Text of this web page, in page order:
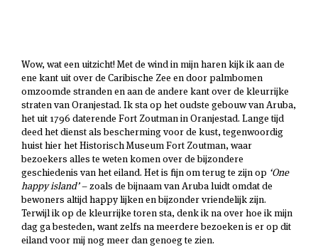
Wow, wat een uitzicht! Met de wind in mijn haren kijk ik aan de
ene kant uit over de Caribische Zee en door palmbomen
omzoomde stranden en aan de andere kant over de kleurrijke
straten van Oranjestad. Ik sta op het oudste gebouw van Aruba,
het uit 1796 daterende Fort Zoutman in Oranjestad. Lange tijd
deed het dienst als bescherming voor de kust, tegenwoordig
huist hier het Historisch Museum Fort Zoutman, waar
bezoekers alles te weten komen over de bijzondere
geschiedenis van het eiland. Het is fijn om terug te zijn op ‘One
happy island’– zoals de bijnaam van Aruba luidt omdat de
bewoners altijd happy lijken en bijzonder vriendelijk zijn.
Terwijl ik op de kleurrijke toren sta, denk ik na over hoe ik mijn
dag ga besteden, want zelfs na meerdere bezoeken is er op dit
eiland voor mij nog meer dan genoeg te zien.